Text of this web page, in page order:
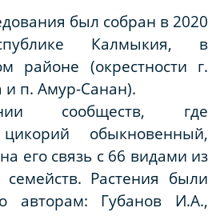
был собран в 2020
Калмыкия, в
районе (окрестности г.
и п. Амур-Санан).
сообществ, где
цикорий обыкновенный,
его связь с 66 видами из
Растения были
авторам: Губанов И.А.,